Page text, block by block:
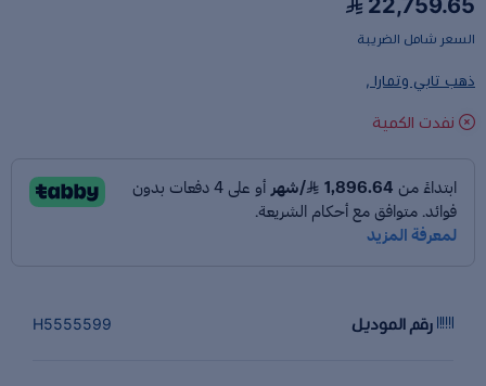
22,759.65
السعر شامل الضريبة
ذهب تابي وتمارا ,
نفدت الكمية
رقم الموديل H5555599